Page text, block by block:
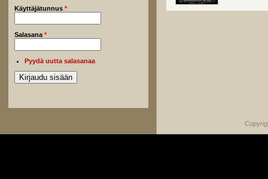
Käyttäjätunnus *
Salasana *
Pyydä uutta salasanaa